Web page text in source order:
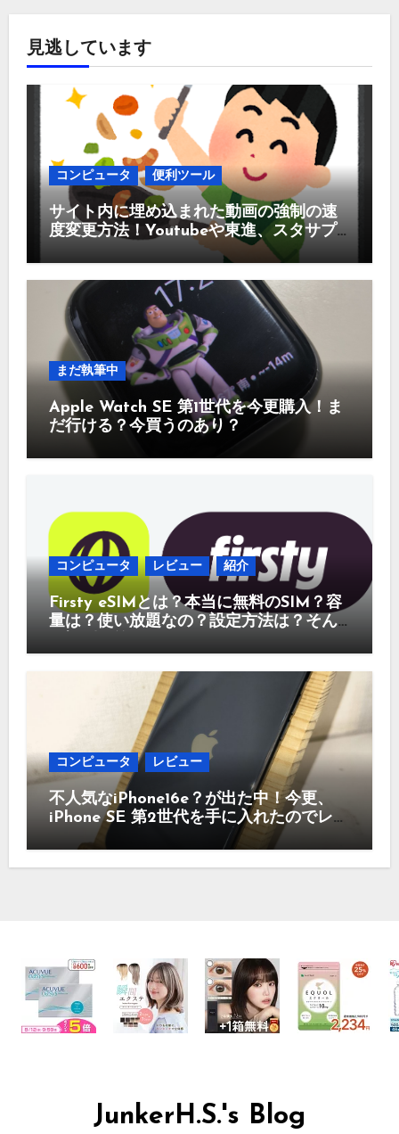
見逃しています
コンピュータ 便利ツール
サイト内に埋め込まれた動画の強制の速
度変更方法！Youtubeや東進、スタサプ
まだ執筆中
Apple Watch SE 第1世代を今更購入！ま
だ行ける？今買うのあり？
コンピュータ レビュー 紹介
Firsty eSIMとは？本当に無料のSIM？容
量は？使い放題なの？設定方法は？そん
コンピュータ レビュー
不人気なiPhone16e？が出た中！今更、
iPhone SE 第2世代を手に入れたのでレビ
ュー まだ使えるのか？今買うのはどう
かなど！
JunkerH.S.'s Blog